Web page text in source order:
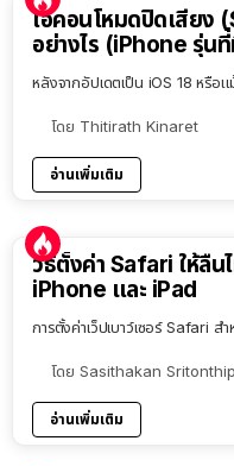
ไอคอนโหมดปิดเสียง
อย่างไร (iPhone รุ่น
หลังจากอัปเดตเป็น iOS 18 หรือ
โดย Thitirath Kinaret
อ่านเพิ่มเติม
วิธีตั้งค่า Safari ให้ลื่น
iPhone และ iPad
การตั้งค่าเว็ปเบาว์เซอร์ Safari
โดย Sasithakan Sritonthip
อ่านเพิ่มเติม